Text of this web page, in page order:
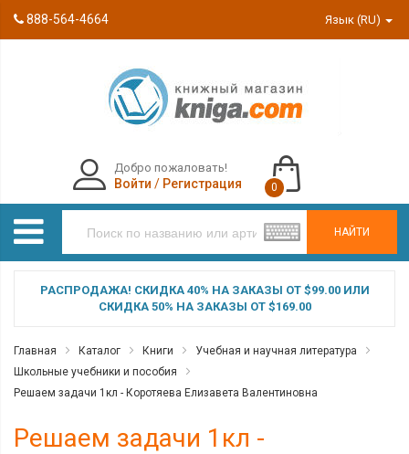
888-564-4664 Язык (RU)
НАЙТИ
Добро пожаловать!
Войти / Регистрация 0
РАСПРОДАЖА! СКИДКА 40% НА ЗАКАЗЫ ОТ $99.00 ИЛИ
СКИДКА 50% НА ЗАКАЗЫ ОТ $169.00
Главная Каталог Книги
Учебная и научная литература
Школьные учебники и пособия
Решаем задачи 1кл - Коротяева Елизавета Валентиновна
Решаем задачи 1кл -